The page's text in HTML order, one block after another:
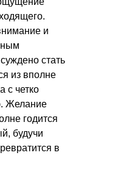
и
стать
из вполне
с четко
Желание
годится
будучи
в